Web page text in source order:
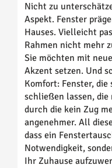
Nicht zu
Aspekt. Fenster
Hauses. Vielleicht
Rahmen nicht mehr
Sie möchten mit
Akzent setzen. Und
Komfort: Fenster,
schließen lassen,
durch die kein Zug
angenehmer. All
dass ein
Notwendigkeit,
Ihr Zuhause